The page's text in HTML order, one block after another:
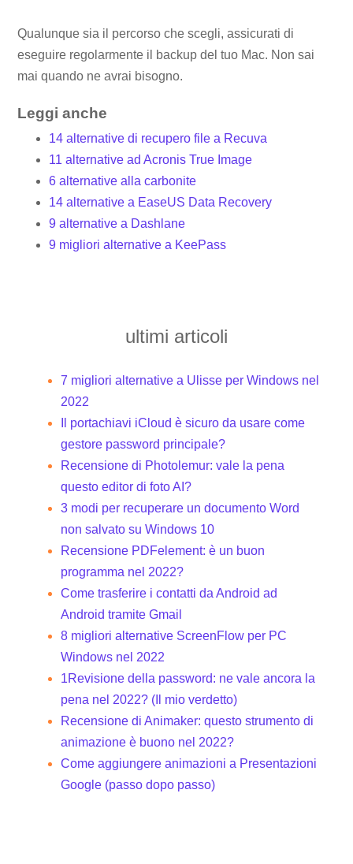
Qualunque sia il percorso che scegli, assicurati di
eseguire regolarmente il backup del tuo Mac. Non sai
mai quando ne avrai bisogno.
Leggi anche
14 alternative di recupero file a Recuva
11 alternative ad Acronis True Image
6 alternative alla carbonite
14 alternative a EaseUS Data Recovery
9 alternative a Dashlane
9 migliori alternative a KeePass
ultimi articoli
7 migliori alternative a Ulisse per Windows nel
2022
Il portachiavi iCloud è sicuro da usare come
gestore password principale?
Recensione di Photolemur: vale la pena
questo editor di foto AI?
3 modi per recuperare un documento Word
non salvato su Windows 10
Recensione PDFelement: è un buon
programma nel 2022?
Come trasferire i contatti da Android ad
Android tramite Gmail
8 migliori alternative ScreenFlow per PC
Windows nel 2022
1Revisione della password: ne vale ancora la
pena nel 2022? (Il mio verdetto)
Recensione di Animaker: questo strumento di
animazione è buono nel 2022?
Come aggiungere animazioni a Presentazioni
Google (passo dopo passo)